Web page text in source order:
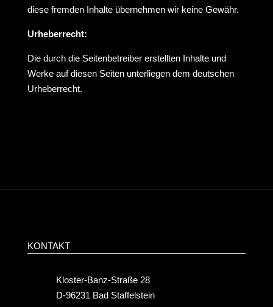
diese fremden Inhalte übernehmen wir keine Gewähr.
Urheberrecht:
Die durch die Seitenbetreiber erstellten Inhalte und
Werke auf diesen Seiten unterliegen dem deutschen
Urheberrecht.
KONTAKT
Kloster-Banz-Straße 28
D-96231 Bad Staffelstein